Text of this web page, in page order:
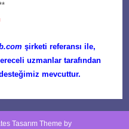
şirketi referansı ile,
uzmanlar tarafından
mevcuttur.
TasarımTheme by